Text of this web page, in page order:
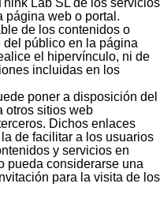
Lab SL de los servicios
página web o portal.
de los contenidos o
público en la página
el hipervínculo, ni de
incluidas en los
poner a disposición del
otros sitios web
Dichos enlaces
de facilitar a los usuarios
y servicios en
pueda considerarse una
para la visita de los